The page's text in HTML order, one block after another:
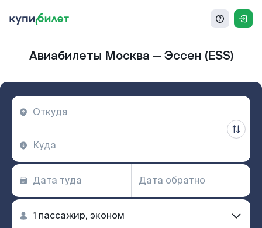
Авиабилеты Москва — Эссен (ESS)